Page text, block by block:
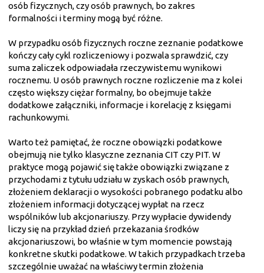
osób fizycznych, czy osób prawnych, bo zakres
formalności i terminy mogą być różne.
W przypadku osób fizycznych roczne zeznanie podatkowe
kończy cały cykl rozliczeniowy i pozwala sprawdzić, czy
suma zaliczek odpowiadała rzeczywistemu wynikowi
rocznemu. U osób prawnych roczne rozliczenie ma z kolei
często większy ciężar formalny, bo obejmuje także
dodatkowe załączniki, informacje i korelację z księgami
rachunkowymi.
Warto też pamiętać, że roczne obowiązki podatkowe
obejmują nie tylko klasyczne zeznania CIT czy PIT. W
praktyce mogą pojawić się także obowiązki związane z
przychodami z tytułu udziału w zyskach osób prawnych,
złożeniem deklaracji o wysokości pobranego podatku albo
złożeniem informacji dotyczącej wypłat na rzecz
wspólników lub akcjonariuszy. Przy wypłacie dywidendy
liczy się na przykład dzień przekazania środków
akcjonariuszowi, bo właśnie w tym momencie powstają
konkretne skutki podatkowe. W takich przypadkach trzeba
szczególnie uważać na właściwy termin złożenia